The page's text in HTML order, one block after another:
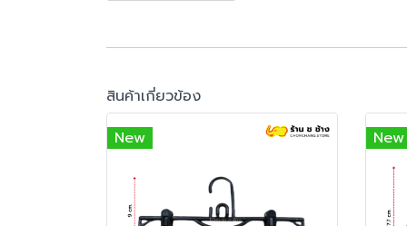
สินค้าเกี่ยวข้อง
New
New